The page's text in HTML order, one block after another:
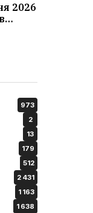
2026
у
973
2
13
179
512
2 431
1 163
1 638